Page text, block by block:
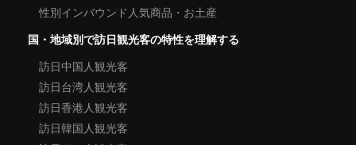
性別インバウンド人気商品・お土産
国・地域別で訪日観光客の特性を理解する
訪日中国人観光客
訪日台湾人観光客
訪日香港人観光客
訪日韓国人観光客